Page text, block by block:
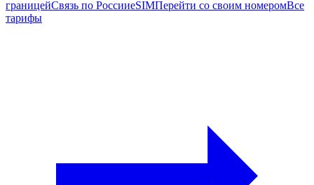
границейСвязь по РоссииeSIMПерейти со своим номеромВсе
тарифы